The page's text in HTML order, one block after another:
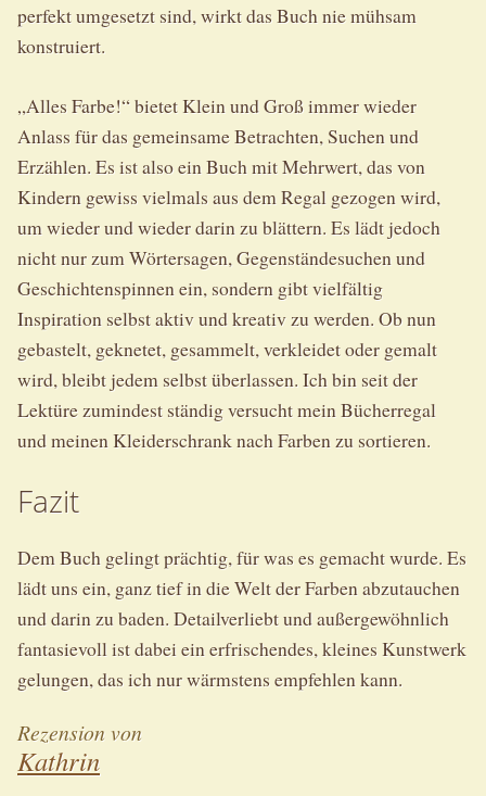
perfekt umgesetzt sind, wirkt das Buch nie mühsam
konstruiert.
„Alles Farbe!“ bietet Klein und Groß immer wieder
Anlass für das gemeinsame Betrachten, Suchen und
Erzählen. Es ist also ein Buch mit Mehrwert, das von
Kindern gewiss vielmals aus dem Regal gezogen wird,
um wieder und wieder darin zu blättern. Es lädt jedoch
nicht nur zum Wörtersagen, Gegenständesuchen und
Geschichtenspinnen ein, sondern gibt vielfältig
Inspiration selbst aktiv und kreativ zu werden. Ob nun
gebastelt, geknetet, gesammelt, verkleidet oder gemalt
wird, bleibt jedem selbst überlassen. Ich bin seit der
Lektüre zumindest ständig versucht mein Bücherregal
und meinen Kleiderschrank nach Farben zu sortieren.
Fazit
Dem Buch gelingt prächtig, für was es gemacht wurde. Es
lädt uns ein, ganz tief in die Welt der Farben abzutauchen
und darin zu baden. Detailverliebt und außergewöhnlich
fantasievoll ist dabei ein erfrischendes, kleines Kunstwerk
gelungen, das ich nur wärmstens empfehlen kann.
Rezension von
Kathrin